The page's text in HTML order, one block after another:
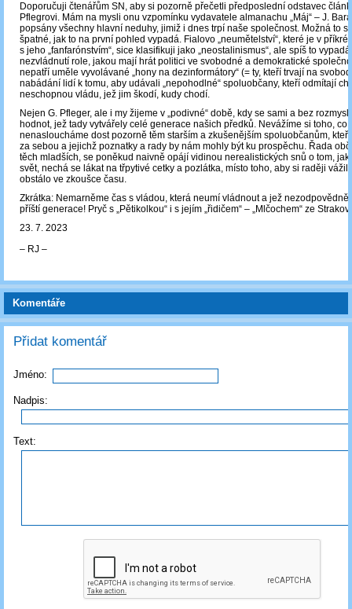
Doporučuji čtenářům SN, aby si pozorně přečetli předposlední odstavec
Pflegrovi. Mám na mysli onu vzpomínku vydavatele almanachu „Máj“ – J.
popsány všechny hlavní neduhy, jimiž i dnes trpí naše společnost. Možná to s
špatné, jak to na první pohled vypadá. Fialovo „neumětelství“, které je v
s jeho „fanfarónstvím“, sice klasifikuji jako „neostalinismus“, ale spíš to
nezvládnutí role, jakou mají hrát politici ve svobodné a demokratické
nepatří uměle vyvolávané „hony na dezinformátory“ (= ty, kteří trvají na
nabádání lidí k tomu, aby udávali „nepohodlné“ spoluobčany, kteří odmítají
neschopnou vládu, jež jim škodí, kudy chodí.
Nejen G. Pfleger, ale i my žijeme v „podivné“ době, kdy se sami a bez
hodnot, jež tady vytvářely celé generace našich předků. Nevážíme si toho, co
nenasloucháme dost pozorně těm starším a zkušenějším spoluobčanům,
za sebou a jejichž poznatky a rady by nám mohly být ku prospěchu. Řada
těch mladších, se poněkud naivně opájí vidinou nerealistických snů o tom,
svět, nechá se lákat na třpytivé cetky a pozlátka, místo toho, aby si raději
obstálo ve zkoušce času.
Zkrátka: Nemarněme čas s vládou, která neumí vládnout a jež
příští generace! Pryč s „Pětikolkou“ i s jejím „řidičem“ – „Mlčochem“ ze
23. 7. 2023
‒ RJ ‒
Komentáře
Přidat komentář
Jméno:
Nadpis:
Text: